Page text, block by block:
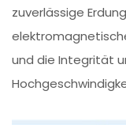
zuverlässige
und die Integrität